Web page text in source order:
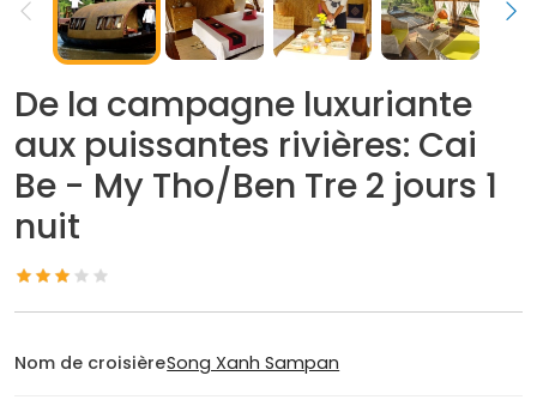
De la campagne luxuriante
aux puissantes rivières: Cai
Be - My Tho/Ben Tre 2 jours 1
nuit
Nom de croisièreSong Xanh Sampan